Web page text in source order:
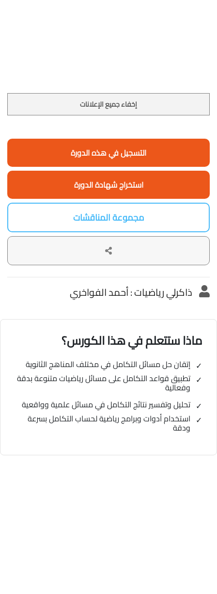
إخفاء جميع الإعلانات
التسجيل في هذه الدورة
استخراج شهادة الدورة
مجموعة المناقشات
ذاكرلي رياضيات : أحمد الفواخري
ماذا ستتعلم في هذا الكورس؟
إتقان حل مسائل التكامل في مختلف المناهج الثانوية
تطبيق قواعد التكامل على مسائل رياضيات متنوعة بدقة
وفعالية
تحليل وتفسير نتائج التكامل في مسائل علمية وواقعية
استخدام أدوات وبرامج رياضية لحساب التكامل بسرعة
ودقة